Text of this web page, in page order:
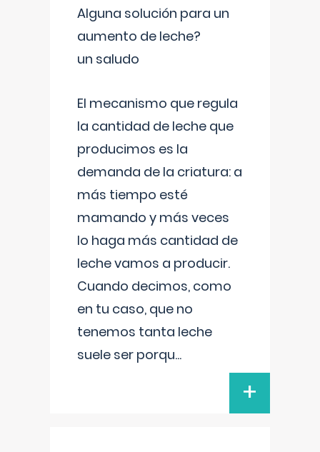
Alguna solución para un
aumento de leche?
un saludo
El mecanismo que regula
la cantidad de leche que
producimos es la
demanda de la criatura: a
más tiempo esté
mamando y más veces
lo haga más cantidad de
leche vamos a producir.
Cuando decimos, como
en tu caso, que no
tenemos tanta leche
suele ser porqu...
+